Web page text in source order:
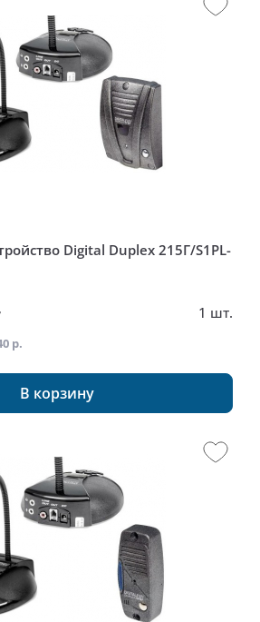
Digital Duplex 215Г/S1PL-
1 шт.
р.
В корзину